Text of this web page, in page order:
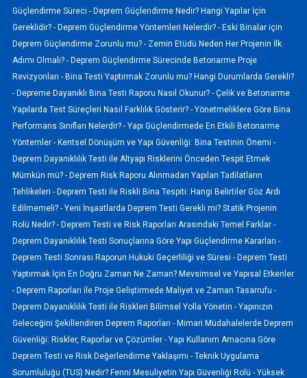
Güçlendirme Süreci - Deprem Güçlendirme Nedir? Hangi Yapılar İçin
Gereklidir? - Deprem Güçlendirme Yöntemleri Nelerdir? - Eski Binalar için
Deprem Güçlendirme Zorunlu mu? - Zemin Etüdü Neden Her Projenin İlk
Adımı Olmalı? - Deprem Güçlendirme Sürecinde Betonarme Proje
Revizyonları - Bina Testi Yaptırmak Zorunlu mu? Hangi Durumlarda Gerekli?
- Depreme Dayanıklı Bina Testi Raporu Nasıl Okunur? - Çelik ve Betonarme
Yapılarda Test Süreçleri Nasıl Farklılık Gösterir? - Yönetmeliklere Göre Bina
Performans Sınıfları Nelerdir? - Yapı Güçlendirmede En Etkili Betonarme
Yöntemler - Kentsel Dönüşüm ve Yapı Güvenliği: Bina Testinin Önemi -
Deprem Dayanıklılık Testi ile Altyapı Risklerini Önceden Tespit Etmek
Mümkün mü? - Deprem Risk Raporu Alınmadan Yapılan Tadilatların
Tehlikeleri - Deprem Testi ile Riskli Bina Tespiti: Hangi Belirtiler Göz Ardı
Edilmemeli? - Yeni İnşaatlarda Deprem Testi Gerekli mi? Statik Projenin
Rolü Nedir? - Deprem Testi ve Risk Raporları Arasındaki Temel Farklar -
Deprem Dayanıklılık Testi Sonuçlarına Göre Yapı Güçlendirme Kararları -
Deprem Testi Sonrası Raporun Hukuki Geçerliliği ve Süresi - Deprem Testi
Yaptırmak İçin En Doğru Zaman Ne Zaman? Mevsimsel ve Yapısal Etkenler
- Deprem Raporları ile Proje Geliştirmede Maliyet ve Zaman Tasarrufu -
Deprem Dayanıklılık Testi ile Riskleri Bilimsel Yolla Yönetin - Yapınızın
Geleceğini Şekillendiren Deprem Raporları - Mimari Müdahalelerde Deprem
Güvenliği: Riskler, Raporlar ve Çözümler - Yapı Kullanım Amacına Göre
Deprem Testi ve Risk Değerlendirme Yaklaşımı - Teknik Uygulama
Sorumluluğu (TUS) Nedir? Fenni Mesuliyetin Yapı Güvenliği Rolü - Yüksek